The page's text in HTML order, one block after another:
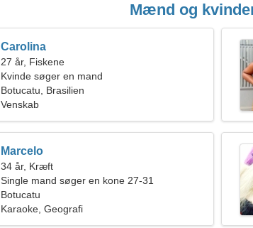
Mænd og
Carolina
27 år, Fiskene
Kvinde søger en mand
Botucatu, Brasilien
Venskab
Marcelo
34 år, Kræft
Single mand søger en kone 27-31
Botucatu
Karaoke, Geografi